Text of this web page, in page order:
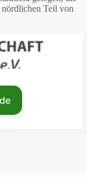
Teil von